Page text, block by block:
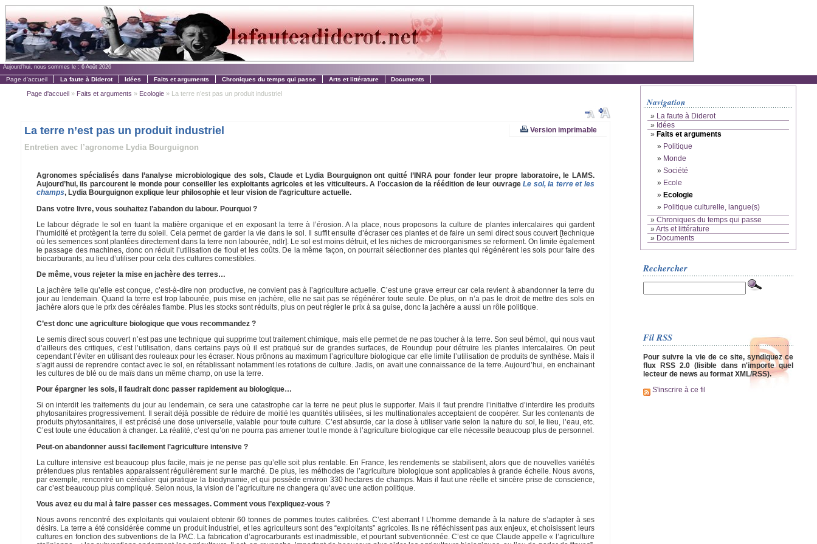
Aujourd'hui, nous sommes le : 6 Août 2026
Page d'accueil La faute à Diderot Idées Faits et arguments Chroniques du temps qui passe Arts et littérature Documents
Page d'accueil» Faits et arguments » Ecologie» La terre n’est pas un produit industriel
Version imprimable
La terre n’est pas un produit industriel
Entretien avec l’agronome Lydia Bourguignon
Agronomes spécialisés dans l’analyse microbiologique des sols, Claude et Lydia Bourguignon ont quitté l’INRA pour fonder leur propre laboratoire, le LAMS.
Aujourd’hui, ils parcourent le monde pour conseiller les exploitants agricoles et les viticulteurs. A l’occasion de la réédition de leur ouvrageLe sol, la terre et les
champs, Lydia Bourguignon explique leur philosophie et leur vision de l’agriculture actuelle.
Dans votre livre, vous souhaitez l’abandon du labour. Pourquoi ?
Le labour dégrade le sol en tuant la matière organique et en exposant la terre à l’érosion. A la place, nous proposons la culture de plantes intercalaires qui gardent
l’humidité et protègent la terre du soleil. Cela permet de garder la vie dans le sol. Il suffit ensuite d’écraser ces plantes et de faire un semi direct sous couvert [technique
où les semences sont plantées directement dans la terre non labourée, ndlr]. Le sol est moins détruit, et les niches de microorganismes se reforment. On limite également
le passage des machines, donc on réduit l’utilisation de fioul et les coûts. De la même façon, on pourrait sélectionner des plantes qui régénèrent les sols pour faire des
biocarburants, au lieu d’utiliser pour cela des cultures comestibles.
De même, vous rejeter la mise en jachère des terres…
La jachère telle qu’elle est conçue, c’est-à-dire non productive, ne convient pas à l’agriculture actuelle. C’est une grave erreur car cela revient à abandonner la terre du
jour au lendemain. Quand la terre est trop labourée, puis mise en jachère, elle ne sait pas se régénérer toute seule. De plus, on n’a pas le droit de mettre des sols en
jachère alors que le prix des céréales flambe. Plus les stocks sont réduits, plus on peut régler le prix à sa guise, donc la jachère a aussi un rôle politique.
C’est donc une agriculture biologique que vous recommandez ?
Le semis direct sous couvert n’est pas une technique qui supprime tout traitement chimique, mais elle permet de ne pas toucher à la terre. Son seul bémol, qui nous vaut
d’ailleurs des critiques, c’est l’utilisation, dans certains pays où il est pratiqué sur de grandes surfaces, de Roundup pour détruire les plantes intercalaires. On peut
cependant l’éviter en utilisant des rouleaux pour les écraser. Nous prônons au maximum l’agriculture biologique car elle limite l’utilisation de produits de synthèse. Mais il
s’agit aussi de reprendre contact avec le sol, en rétablissant notamment les rotations de culture. Jadis, on avait une connaissance de la terre. Aujourd’hui, en enchainant
les cultures de blé ou de maïs dans un même champ, on use la terre.
Pour épargner les sols, il faudrait donc passer rapidement au biologique…
Si on interdit les traitements du jour au lendemain, ce sera une catastrophe car la terre ne peut plus le supporter. Mais il faut prendre l’initiative d’interdire les produits
phytosanitaires progressivement. Il serait déjà possible de réduire de moitié les quantités utilisées, si les multinationales acceptaient de coopérer. Sur les contenants de
produits phytosanitaires, il est précisé une dose universelle, valable pour toute culture. C’est absurde, car la dose à utiliser varie selon la nature du sol, le lieu, l’eau, etc.
C’est toute une éducation à changer. La réalité, c’est qu’on ne pourra pas amener tout le monde à l’agriculture biologique car elle nécessite beaucoup plus de personnel.
Peut-on abandonner aussi facilement l’agriculture intensive ?
La culture intensive est beaucoup plus facile, mais je ne pense pas qu’elle soit plus rentable. En France, les rendements se stabilisent, alors que de nouvelles variétés
prétendues plus rentables apparaissent régulièrement sur le marché. De plus, les méthodes de l’agriculture biologique sont applicables à grande échelle. Nous avons,
par exemple, rencontré un céréalier qui pratique la biodynamie, et qui possède environ 330 hectares de champs. Mais il faut une réelle et sincère prise de conscience,
car c’est beaucoup plus compliqué. Selon nous, la vision de l’agriculture ne changera qu’avec une action politique.
Vous avez eu du mal à faire passer ces messages. Comment vous l’expliquez-vous ?
Nous avons rencontré des exploitants qui voulaient obtenir 60 tonnes de pommes toutes calibrées. C’est aberrant ! L’homme demande à la nature de s’adapter à ses
désirs. La terre a été considérée comme un produit industriel, et les agriculteurs sont des “exploitants” agricoles. Ils ne réfléchissent pas aux enjeux, et choisissent leurs
cultures en fonction des subventions de la PAC. La fabrication d’agrocarburants est inadmissible, et pourtant subventionnée. C’est ce que Claude appelle « l’agriculture
Navigation
» La faute à Diderot
» Idées
» Faits et arguments
» Politique
» Monde
» Société
» Ecole
» Ecologie
» Politique culturelle, langue(s)
» Chroniques du temps qui passe
»Arts et littérature
» Documents
Rechercher
Fil RSS
Pour suivre la vie de ce site, syndiquez ce
flux RSS 2.0 (lisible dans n'importe quel
lecteur de news au format XML/RSS).
S'inscrire à ce fil